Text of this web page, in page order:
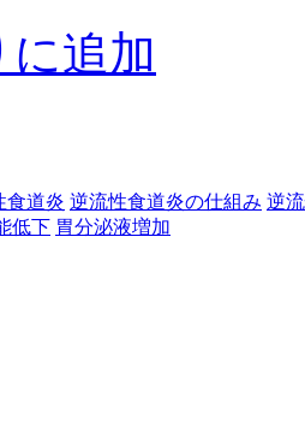
追加
食道炎 逆流性食道炎の仕組み 逆
低下 胃分泌液増加